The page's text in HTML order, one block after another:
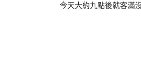
今天大約九點後就客滿